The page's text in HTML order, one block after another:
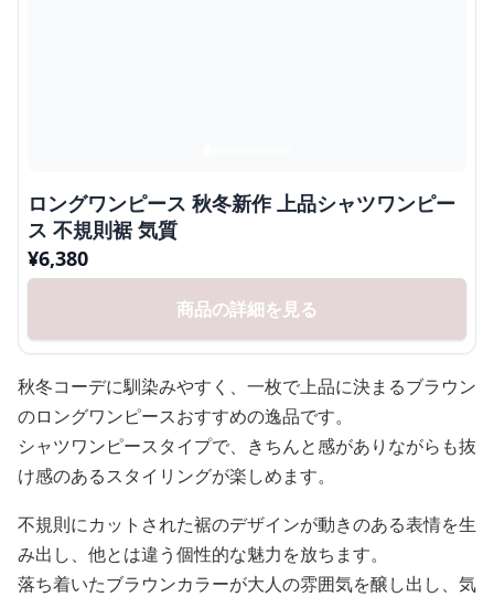
ロングワンピース 秋冬新作 上品シャツワンピー
ス 不規則裾 気質
¥6,380
商品の詳細を見る
秋冬コーデに馴染みやすく、一枚で上品に決まるブラウン
のロングワンピースおすすめの逸品です。
シャツワンピースタイプで、きちんと感がありながらも抜
け感のあるスタイリングが楽しめます。
不規則にカットされた裾のデザインが動きのある表情を生
み出し、他とは違う個性的な魅力を放ちます。
落ち着いたブラウンカラーが大人の雰囲気を醸し出し、気